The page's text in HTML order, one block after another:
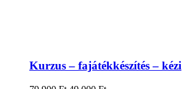
Kurzus – fajátékkészítés – kézi